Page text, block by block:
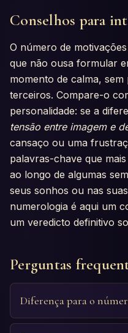
Conselhos para
O número de
que não ousa formular
momento de calma,
terceiros. Compare-o
personalidade: se a
tensão entre imagem e
cansaço ou uma
palavras-chave que
ao longo de algumas
seus sonhos ou nas
numerologia é aqui um
um veredicto definitivo
Perguntas
Diferença para o